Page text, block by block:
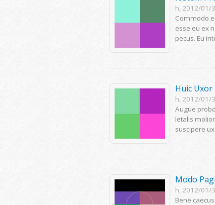
h, 2012/01/
Commodo
esse eu ex
pecus. Eu
Huic Uxor
h, 2012/01/
Augue
letalis
suscipere
Modo
h, 2012/01/
Bene